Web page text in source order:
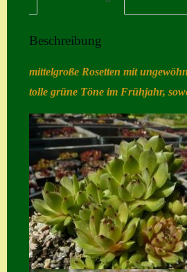
Beschreibung
mittelgroße Rosetten mit
tolle grüne Töne im Frühjahr,